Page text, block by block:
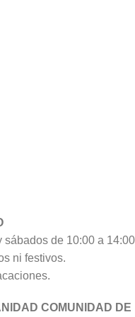
sábados de 10:00 a
ni festivos.
COMUNIDAD DE